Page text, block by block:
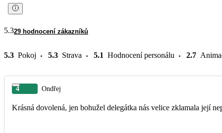
5.329 hodnocení zákazníků
5.3 Pokoj 5.3 Strava 5.1 Hodnocení personálu 2.7
4 Ondřej
Krásná dovolená, jen bohužel delegátka nás velice zklamala její